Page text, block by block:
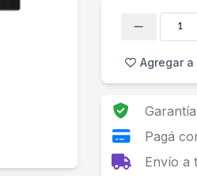
Agregar
Pagá
Envío a